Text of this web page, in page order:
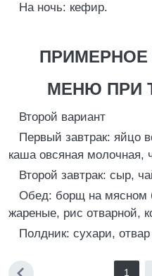
На ночь: кефир.
МЕНЮ ПРИ
Второй вариант
Первый завтрак: яйцо
каша овсяная молочная,
Второй завтрак: сыр,
Обед: борщ на мясном
жареные, рис отварной,
Полдник: сухари,
1